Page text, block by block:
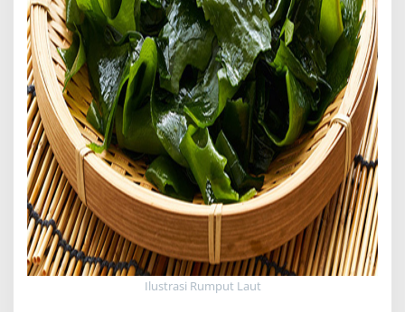
Ilustrasi Rumput Laut